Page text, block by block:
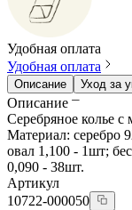
Удобная оплата
Удобная оплата
Описание Уход за
Описание
Серебряное колье
Материал: серебро
овал 1,100 - 1шт;
0,090 - 38шт.
Артикул
10722-000050